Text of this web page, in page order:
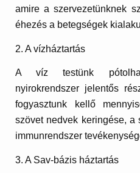
amire a szervezetünknek
éhezés a betegségek
2. A vízháztartás
A víz testünk
nyirokrendszer jelentős
fogyasztunk kellő
szövet nedvek keringése, a
immunrendszer
3. A Sav-bázis háztartás